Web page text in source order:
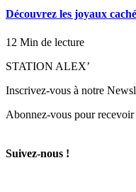
Découvrez les joyaux
12 Min de lecture
STATION ALEX’
Inscrivez-vous à notre
Abonnez-vous pour recevoir
Suivez-nous !